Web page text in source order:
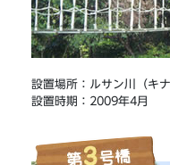
設置場所：ルサン川（キ
設置時期：2009年4月